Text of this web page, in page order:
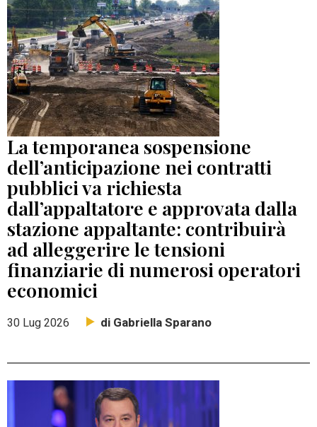
La temporanea sospensione
dell’anticipazione nei contratti
pubblici va richiesta
dall’appaltatore e approvata dalla
stazione appaltante: contribuirà
ad alleggerire le tensioni
finanziarie di numerosi operatori
economici
30 Lug 2026 di Gabriella Sparano